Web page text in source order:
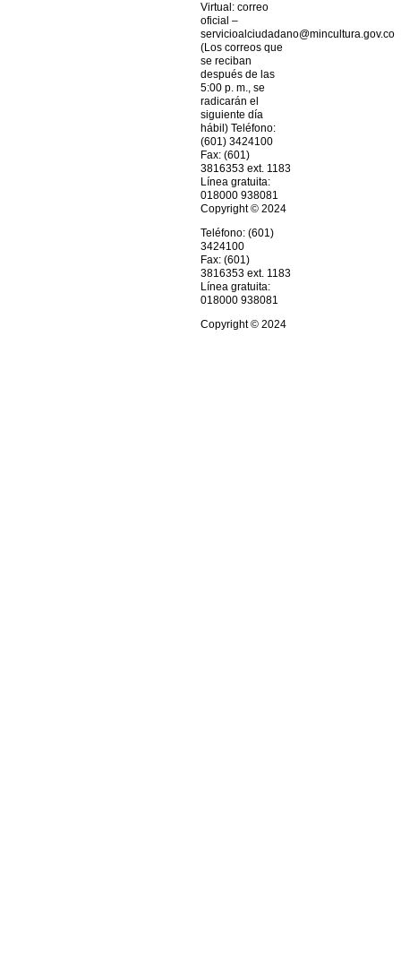
Virtual: correo
oficial –
servicioalciudadano@mincultura.gov.co
(Los correos que
se reciban
después de las
5:00 p. m., se
radicarán el
siguiente día
hábil) Teléfono:
(601) 3424100
Fax: (601)
3816353 ext. 1183
Línea gratuita:
018000 938081
Copyright © 2024
Teléfono: (601)
3424100
Fax: (601)
3816353 ext. 1183
Línea gratuita:
018000 938081
Copyright © 2024